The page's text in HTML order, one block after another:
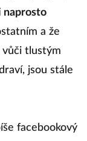
naprosto
a že
tlustým
jsou stále
facebookový